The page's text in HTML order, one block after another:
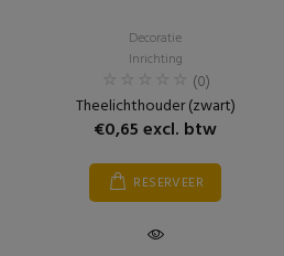
Decoratie
Inrichting
(0)
Theelichthouder (zwart)
€0,65 excl. btw
RESERVEER